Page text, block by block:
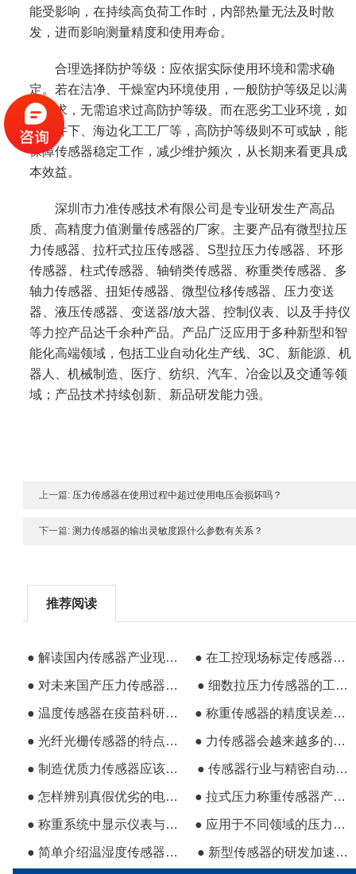
能受影响，在持续高负荷工作时，内部热量无法及时散
发，进而影响测量精度和使用寿命。
合理选择防护等级：应依据实际使用环境和需求确
定。若在洁净、干燥室内环境使用，一般防护等级足以满
足要求，无需追求过高防护等级。而在恶劣工业环境，如
煤矿井下、海边化工工厂等，高防护等级则不可或缺，能
保障传感器稳定工作，减少维护频次，从长期来看更具成
本效益。
深圳市力准传感技术有限公司是专业研发生产高品
质、高精度力值测量传感器的厂家。主要产品有微型拉压
力传感器、拉杆式拉压传感器、S型拉压力传感器、环形
传感器、柱式传感器、轴销类传感器、称重类传感器、多
轴力传感器、扭矩传感器、微型位移传感器、压力变送
器、液压传感器、变送器/放大器、控制仪表、以及手持仪
等力控产品达千余种产品。产品广泛应用于多种新型和智
能化高端领域，包括工业自动化生产线、3C、新能源、机
器人、机械制造、医疗、纺织、汽车、冶金以及交通等领
域；产品技术持续创新、新品研发能力强。
上一篇: 压力传感器在使用过程中超过使用电压会损坏吗？
下一篇:测力传感器的输出灵敏度跟什么参数有关系？
推荐阅读
● 解读国内传感器产业现在与未来的发展 ● 在工控现场标定传感器应先了解传感器构造
● 对未来国产压力传感器发展趋势的一些见解 ● 细数拉压力传感器的工作方式
● 温度传感器在疫苗科研生产中的重要性 ● 称重传感器的精度误差产生的原因
● 光纤光栅传感器的特点和应用范围 ● 力传感器会越来越多的应用于智能化工业设备
● 制造优质力传感器应该使用优质弹性体 ● 传感器行业与精密自动化仪器仪表将迎来发展机遇
● 怎样辨别真假优劣的电流电压变送器 ● 拉式压力称重传感器产品应用广泛
● 称重系统中显示仪表与称重传感器同等重要 ● 应用于不同领域的压力变送器该如何选择
● 简单介绍温湿度传感器知识及其应用领域 ● 新型传感器的研发加速智能时代到来